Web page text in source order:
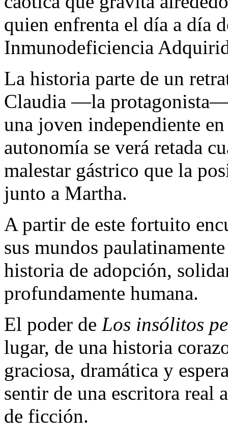
quien enfrenta el día a día
Inmunodeficiencia
La historia parte de un
Claudia —la
una joven independiente
autonomía se verá retada
malestar gástrico que la
junto a Martha.
A partir de este fortuito
sus mundos
historia de adopción,
profundamente humana.
El poder de Los insólitos
lugar, de una historia
graciosa, dramática y
sentir de una escritora real
de ficción.